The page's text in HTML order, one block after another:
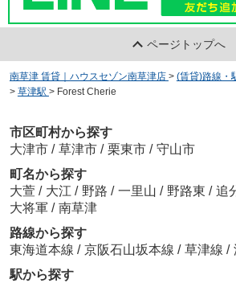
ページトップへ
南草津 賃貸｜ハウスセゾン南草津店 > (賃貸)路線・
> 草津駅 > Forest Cherie
市区町村から探す
大津市 / 草津市 / 栗東市 / 守山市
町名から探す
大萱 / 大江 / 野路 / 一里山 / 野路東 / 追
大将軍 / 南草津
路線から探す
東海道本線 / 京阪石山坂本線 / 草津線 /
駅から探す